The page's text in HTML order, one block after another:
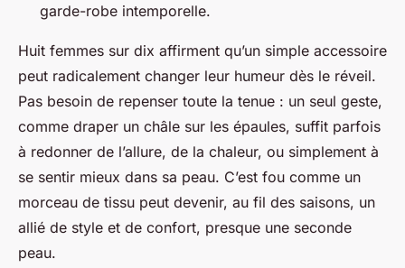
garde-robe intemporelle.
Huit femmes sur dix affirment qu’un simple accessoire
peut radicalement changer leur humeur dès le réveil.
Pas besoin de repenser toute la tenue : un seul geste,
comme draper un châle sur les épaules, suffit parfois
à redonner de l’allure, de la chaleur, ou simplement à
se sentir mieux dans sa peau. C’est fou comme un
morceau de tissu peut devenir, au fil des saisons, un
allié de style et de confort, presque une seconde
peau.